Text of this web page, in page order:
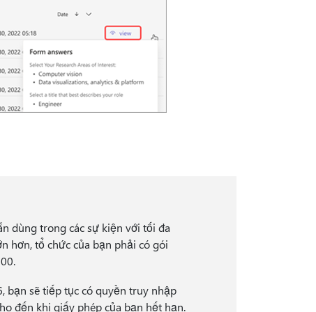
dùng trong các sự kiện với tối đa
hơn, tổ chức của bạn phải có gói
bạn sẽ tiếp tục có quyền truy nhập
đến khi giấy phép của bạn hết hạn.